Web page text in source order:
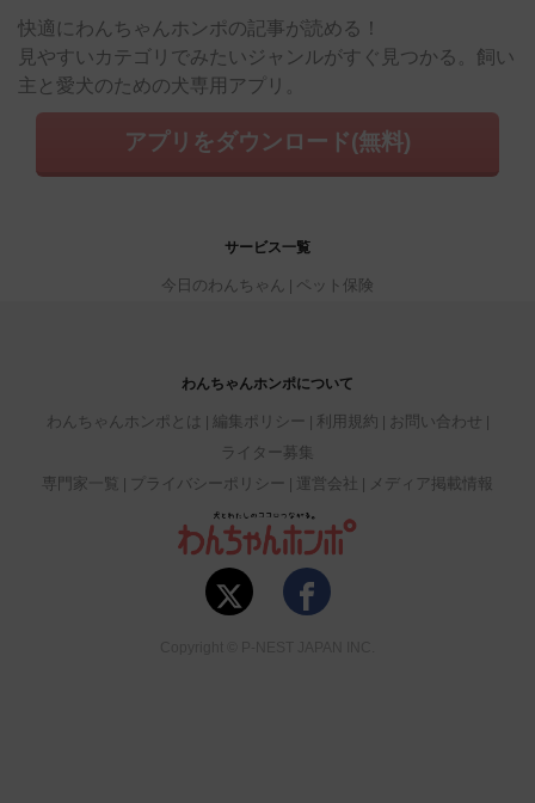
快適にわんちゃんホンポの記事が読める！
見やすいカテゴリでみたいジャンルがすぐ見つかる。飼い
主と愛犬のための犬専用アプリ。
アプリをダウンロード(無料)
サービス一覧
今日のわんちゃん ペット保険
わんちゃんホンポについて
わんちゃんホンポとは 編集ポリシー 利用規約
お問い合わせ
ライター募集
専門家一覧
プライバシーポリシー 運営会社 メディア掲載情報